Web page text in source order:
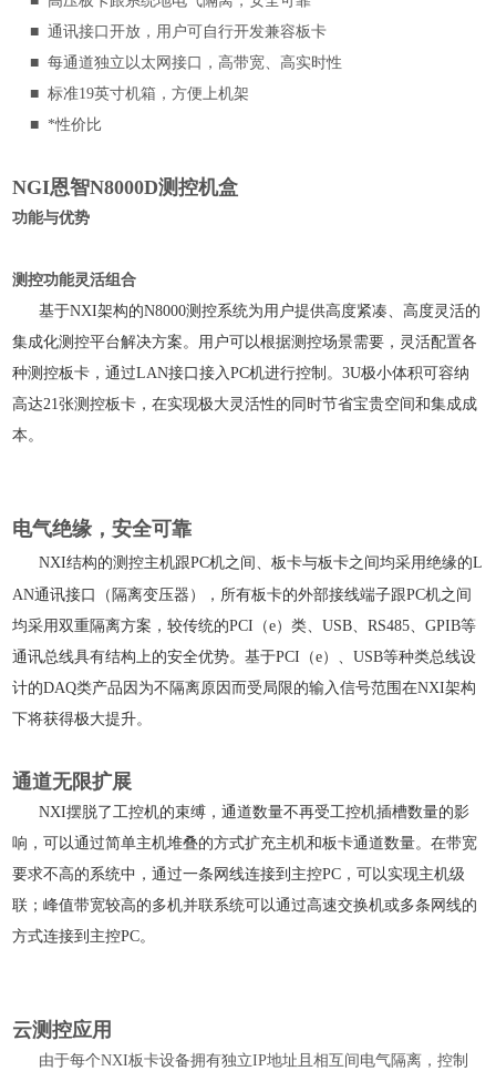
■通讯接口开放，用户可自行开发兼容板卡
■每通道独立以太网接口，高带宽、高实时性
■标准19英寸机箱，方便上机架
■ *性价比
NGI恩智N8000D测控机盒
功能与优势
测控功能灵活组合
基于NXI架构的N8000测控系统为用户提供高度紧凑、高度灵活的
集成化测控平台解决方案。用户可以根据测控场景需要，灵活配置各
种测控板卡，通过LAN接口接入PC机进行控制。3U极小体积可容纳
高达21张测控板卡，在实现极大灵活性的同时节省宝贵空间和集成成
本。
电气绝缘，安全可靠
NXI结构的测控主机跟PC机之间、板卡与板卡之间均采用绝缘的L
AN通讯接口（隔离变压器），所有板卡的外部接线端子跟PC机之间
均采用双重隔离方案，较传统的PCI（e）类、USB、RS485、GPIB等
通讯总线具有结构上的安全优势。基于PCI（e）、USB等种类总线设
计的DAQ类产品因为不隔离原因而受局限的输入信号范围在NXI架构
下将获得极大提升。
通道无限扩展
NXI摆脱了工控机的束缚，通道数量不再受工控机插槽数量的影
响，可以通过简单主机堆叠的方式扩充主机和板卡通道数量。在带宽
要求不高的系统中，通过一条网线连接到主控PC，可以实现主机级
联；峰值带宽较高的多机并联系统可以通过高速交换机或多条网线的
方式连接到主控PC。
云测控应用
由于每个NXI板卡设备拥有独立IP地址且相互间电气隔离，控制